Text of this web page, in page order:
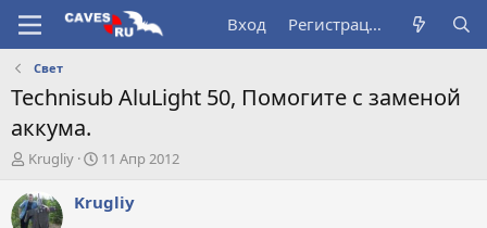
Вход Регистрация
Свет
Technisub AluLight 50, Помогите с заменой
аккума.
А
т
о
Krugliy
Д
т
а
11 Апр 2012
Krugliy